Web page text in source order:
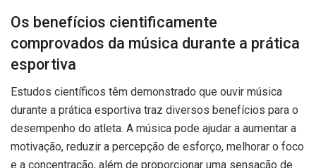
Os benefícios cientificamente
comprovados da música durante a prática
esportiva
Estudos científicos têm demonstrado que ouvir música
durante a prática esportiva traz diversos benefícios para o
desempenho do atleta. A música pode ajudar a aumentar a
motivação, reduzir a percepção de esforço, melhorar o foco
e a concentração, além de proporcionar uma sensação de